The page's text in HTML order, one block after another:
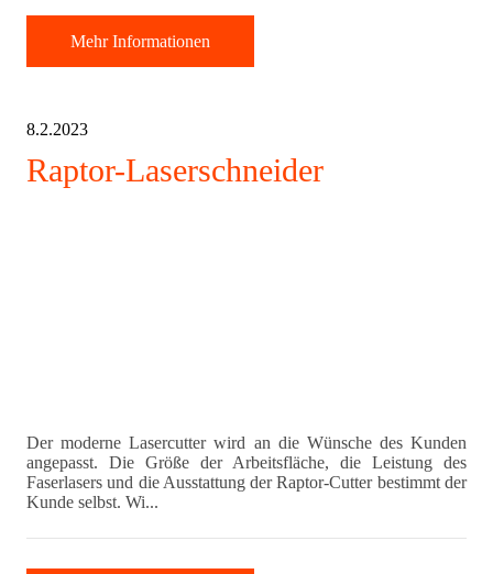
Mehr Informationen
8.2.2023
Raptor-Laserschneider
Der moderne Lasercutter wird an die Wünsche des Kunden
angepasst. Die Größe der Arbeitsfläche, die Leistung des
Faserlasers und die Ausstattung der Raptor-Cutter bestimmt der
Kunde selbst. Wi...